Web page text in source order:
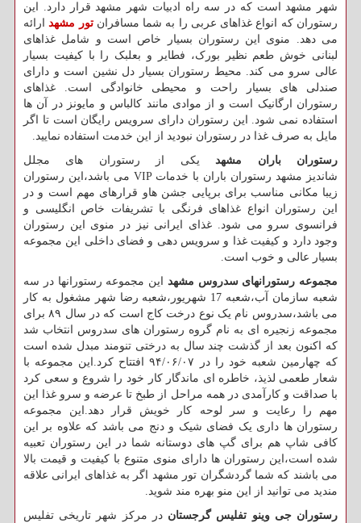
شهر مشهد است که در سه راه ادبیات شهر مشهد قرار دارد. این
رستوران که انواع غذاهای عربی را به شما مسافرانتور مشهدارائه
می دهد. منوی این رستوران بسیار خاص است و شامل غذاهای
لبنانی خوش طعم نظیر بورک، فطایر و بعلبک را با کیفیت بسیار
عالی سرو می کند. محیط رستوران بسیار دل نشین است و دارای
صندلی های بسیار راحت و محیطی خانوادگی است. غذاهای
رستوران ارگانیک است و از موادی مانند کالباس و مایونز در آن ها
استفاده نمی شود. این رستوران دارای سرویس رایگان است تا اگر
مایل به صرف غذا در رستوران نبودید از این خدمت استفاده نمایید.
رستوران باران مشهدیکی از رستوران های مجلل
شاندیز مشهد رستوران باران با خدمات VIP می باشد،این رستوران
زیبا مکانی مناسب برای برپایی جشن هاو قرارهای مهم است و در
این رستوران انواع غذاهای فرنگی با تشریفات خاص انگلیسی و
فرانسوی سرو می شود. غذای ایرانی نیز در منوی این رستوران
وجود دارد و کیفیت غذا و سرویس دهی و فضای داخلی این مجموعه
بسیار عالی و خوب است.
مجموعه رستورانهای سدروس مشهد این مجموعه رستورانها در سه
شعبه سازمان آب،شعبه 17 شهریور،شعبه رضا شهر مشغول به کار
می باشد،سدروس نام یک نوع درخت کاج است که در سال ۸۹ برای
مجموعه زنجیره ای به نام گروه رستوران های سدروس انتخاب شد
که اکنون بعد از گذشت چند سال به درختی تنومند مبدل شده است
که چهارمین شعبه خود را در ۹۴/۰۶/۰۷ افتتاح کرد.این مجموعه با
شعار طعمی لذیذ، خاطره ای ماندگار کار خود را شروع و سعی کرد
با صداقت و کارآمدی در همه مراحل از طبخ تا عرضه و سرو غذا این
مهم را رعایت و سر لوحه کار خویش قرار دهد.این مجموعه
رستوران ها داری یک فضای شیک و دنج می باشد که علاوه بر این
کافی شاپ هم برای گپ های دوستانه شما در این رستوران تعبیه
شده است،این رستوران ها دارای منوی متنوع با کیفیت و قیمت بالا
می باشند که شما گردشگران تور مشهد اگر به غذاهای ایرانی علاقه
مندید می توانید از این منو بهره مند شوید.
رستوران جی وینو تفلیس گرجستان در مرکز شهر تاریخی تفلیس